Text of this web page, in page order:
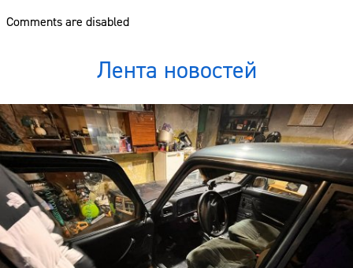
Comments are disabled
Лента новостей